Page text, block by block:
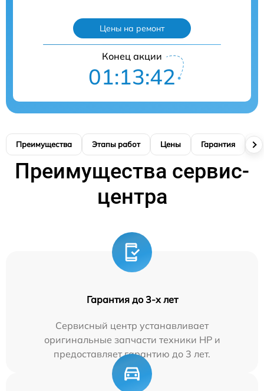
Цены на ремонт
Конец акции
01:13:41
Преимущества Этапы работ Цены Гарантия
Преимущества сервис-
центра
Гарантия до 3-х лет
Сервисный центр устанавливает
оригинальные запчасти техники HP и
предоставляет гарантию до 3 лет.